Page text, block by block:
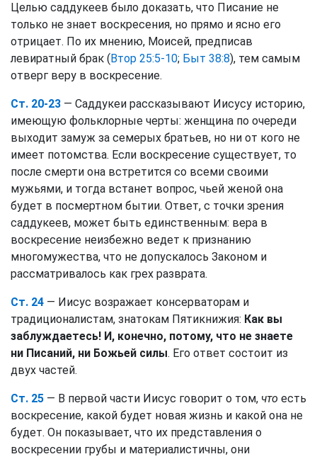
Целью саддукеев было доказать, что Писание не
только не знает воскресения, но прямо и ясно его
отрицает. По их мнению, Моисей, предписав
левиратный брак ( Втор 25:5-10; Быт 38:8), тем самым
отверг веру в воскресение.
Ст. 20-23 — Саддукеи рассказывают Иисусу историю,
имеющую фольклорные черты: женщина по очереди
выходит замуж за семерых братьев, но ни от кого не
имеет потомства. Если воскресение существует, то
после смерти она встретится со всеми своими
мужьями, и тогда встанет вопрос, чьей женой она
будет в посмертном бытии. Ответ, с точки зрения
саддукеев, может быть единственным: вера в
воскресение неизбежно ведет к признанию
многомужества, что не допускалось Законом и
рассматривалось как грех разврата.
Ст. 24 — Иисус возражает консерваторам и
традиционалистам, знатокам Пятикнижия: Как вы
заблуждаетесь! И, конечно, потому, что не знаете
ни Писаний, ни Божьей силы. Его ответ состоит из
двух частей.
Ст. 25 — В первой части Иисус говорит о том, что есть
воскресение, какой будет новая жизнь и какой она не
будет. Он показывает, что их представления о
воскресении грубы и материалистичны, они